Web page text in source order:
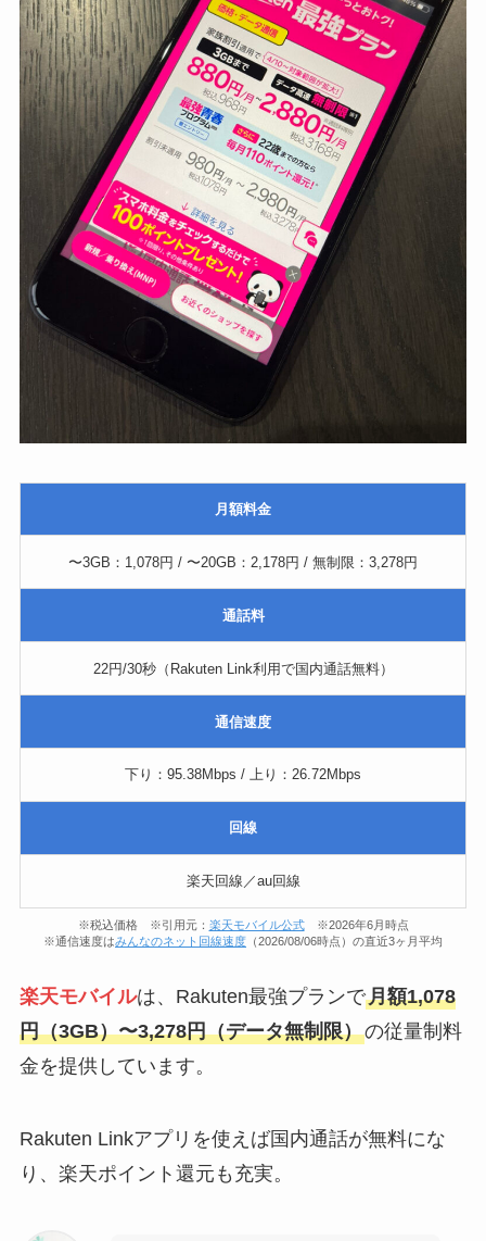
月額料金
〜3GB：1,078円 / 〜20GB：2,178円 / 無制限：3,278円
通話料
22円/30秒（Rakuten Link利用で国内通話無料）
通信速度
下り：95.38Mbps / 上り：26.72Mbps
回線
楽天回線／au回線
※税込価格 ※引用元： 楽天モバイル公式※2026年6月時点
※通信速度はみんなのネット回線速度 （2026/08/06時点）の直近3ヶ月平均
楽天モバイルは、Rakuten最強プランで月額1,078
円（3GB）〜3,278円（データ無制限）の従量制料
金を提供しています。
Rakuten Linkアプリを使えば国内通話が無料にな
り、楽天ポイント還元も充実。